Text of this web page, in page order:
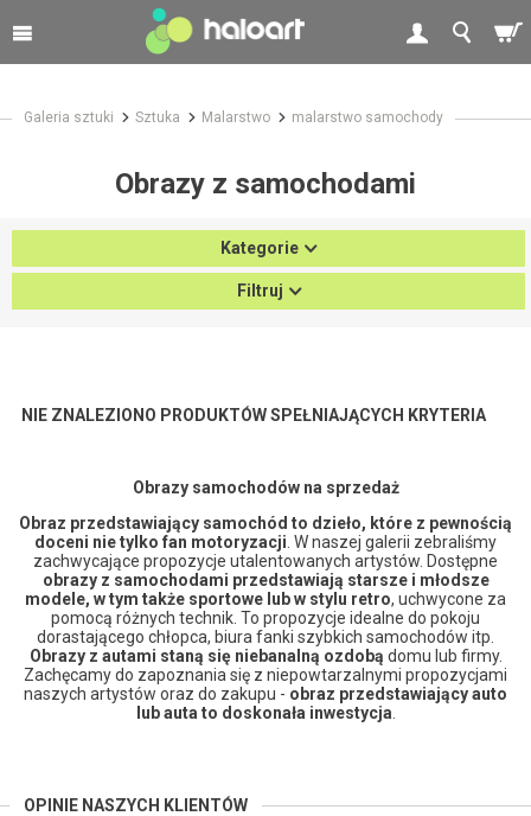
Galeria sztuki Sztuka Malarstwo malarstwo samochody
Obrazy z samochodami
Kategorie
Filtruj
NIE ZNALEZIONO PRODUKTÓW SPEŁNIAJĄCYCH KRYTERIA
Obrazy samochodów na sprzedaż
Obraz przedstawiający samochód to dzieło, które z pewnością
doceni nie tylko fan motoryzacji . W naszej galerii zebraliśmy
zachwycające propozycje utalentowanych artystów. Dostępne
obrazy z samochodami przedstawiają starsze i młodsze
modele, w tym także sportowe lub w stylu retro, uchwycone za
pomocą różnych technik. To propozycje idealne do pokoju
dorastającego chłopca, biura fanki szybkich samochodów itp.
Obrazy z autami staną się niebanalną ozdobą domu lub firmy.
Zachęcamy do zapoznania się z niepowtarzalnymi propozycjami
naszych artystów oraz do zakupu - obraz przedstawiający auto
lub auta to doskonała inwestycja
OPINIE NASZYCH KLIENTÓW